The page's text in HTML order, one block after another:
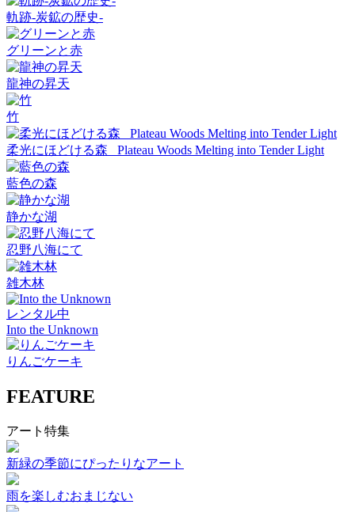
軌跡-炭鉱の歴史-
グリーンと赤
龍神の昇天
竹
柔光にほどける森_ Plateau Woods Melting into Tender Light
藍色の森
静かな湖
忍野八海にて
雑木林
レンタル中
Into the Unknown
りんごケーキ
FEATURE
アート特集
新緑の季節にぴったりなアート
雨を楽しむおまじない